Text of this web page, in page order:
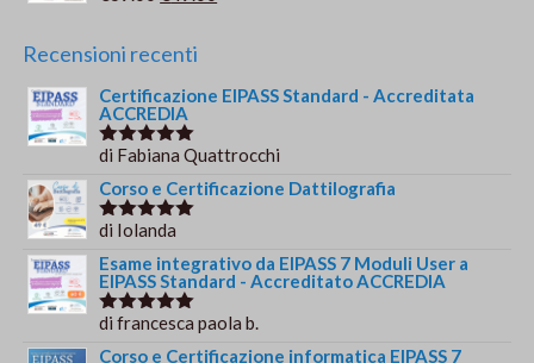
originale
€69.00.€49.00.
Recensioni recenti
Certificazione EIPASS Standard - Accreditata
ACCREDIA
Valutato5
di Fabiana Quattrocchi
Corso e Certificazione Dattilografia
Valutato5
di Iolanda
Esame integrativo da EIPASS 7 Moduli User a
EIPASS Standard - Accreditato ACCREDIA
Valutato5
di francesca paola b.
Corso e Certificazione informatica EIPASS 7